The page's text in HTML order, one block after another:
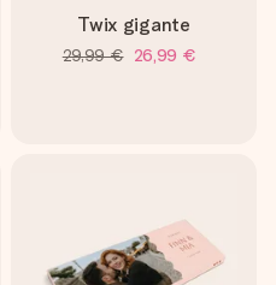
Twix gigante
29,99 € 26,99 €